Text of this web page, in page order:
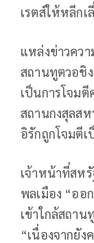
เรตส์ให้หลีก
แหล่งข่าวคว
สถานทูตวอชิ
เป็นการโจม
สถานกงสุลส
อิรักถูกโจมตี
เจ้าหน้าที่สห
พลเมือง “ออ
เข้าใกล้สถาน
“เนื่องจากยัง